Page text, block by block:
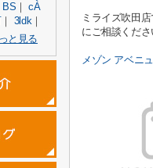
ミライズ吹田
にご相談くださ
メゾン アベニ
BS ｜cÀ
｜ 3ldk｜
と見る